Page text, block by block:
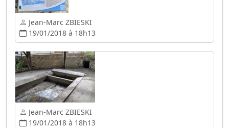
Jean-Marc ZBIESKI
19/01/2018 à 18h13
Jean-Marc ZBIESKI
19/01/2018 à 18h13